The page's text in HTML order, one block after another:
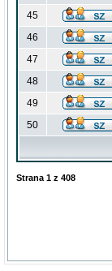
45
46
47
48
49
50
Strana 1 z 408